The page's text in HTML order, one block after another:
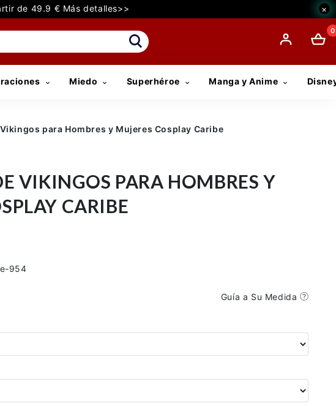
de 49.9 € Más detalles>> ×
0
Miedo Superhéroe Manga y Anime
para Hombres y Mujeres Cosplay Caribe
VIKINGOS PARA HOMBRES Y
CARIBE
954
Guía a Su Medida